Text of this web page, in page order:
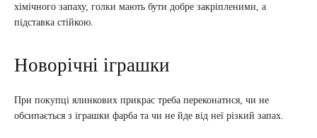
хімічного запаху, голки мають бути добре закріпленими, а
підставка стійкою.
Новорічні іграшки
При покупці ялинкових прикрас треба переконатися, чи не
обсипається з іграшки фарба та чи не йде від неї різкий запах.